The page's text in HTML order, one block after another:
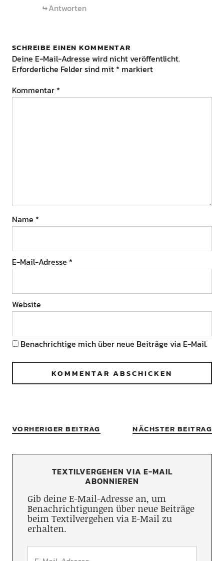
Antworten
SCHREIBE EINEN KOMMENTAR
Deine E-Mail-Adresse wird nicht veröffentlicht.
Erforderliche Felder sind mit * markiert
Kommentar *
Name *
E-Mail-Adresse *
Website
Benachrichtige mich über neue Beiträge via E-Mail.
VORHERIGER BEITRAG NÄCHSTER BEITRAG
TEXTILVERGEHEN VIA E-MAIL
ABONNIEREN
Gib deine E-Mail-Adresse an, um
Benachrichtigungen über neue Beiträge
beim Textilvergehen via E-Mail zu
erhalten.